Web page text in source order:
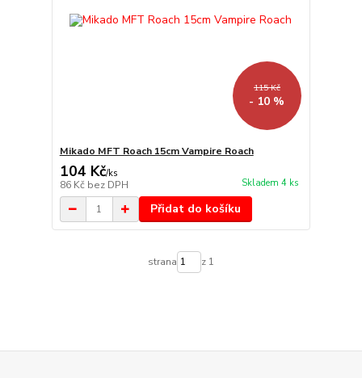
115 Kč
- 10 %
Mikado MFT Roach 15cm Vampire Roach
104 Kč/ks
86 Kč bez DPH Skladem 4 ks
Přidat do košíku
strana z 1